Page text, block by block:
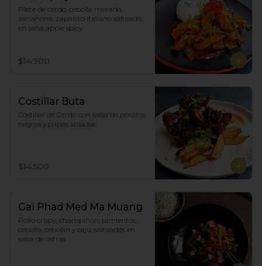
Filete de cerdo, cebolla morada,
zanahoria, zapallito italiano salteado
en salsa apple spicy.
$14.900
Costillar Buta
Costillar de Cerdo con salsa de porotos
negros y papas selladas
$14.500
Gai Phad Med Ma Muang
Pollo crispy, champiñon, pimientos,
cebolla, cebollín y cajú, salteados en
salsa de ostras.